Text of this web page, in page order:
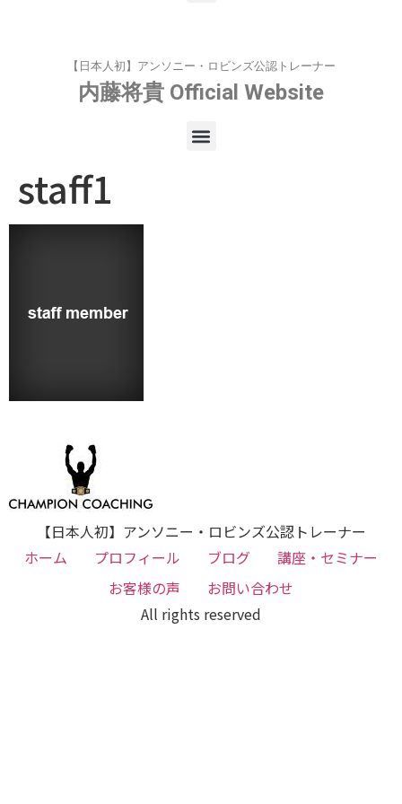
【日本人初】アンソニー・ロビンズ公認トレーナー
内藤将貴 Official Website
staff1
【日本人初】アンソニー・ロビンズ公認トレーナー
ホーム
プロフィール ブログ
講座・セミナー
お客様の声
お問い合わせ
All rights reserved